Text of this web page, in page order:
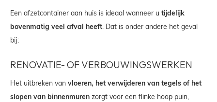
Een afzetcontainer aan huis is ideaal wanneer u tijdelijk
bovenmatig veel afval heeft. Dat is onder andere het geval
bij:
RENOVATIE- OF VERBOUWINGSWERKEN
Het uitbreken van vloeren, het verwijderen van tegels of het
slopen van binnenmuren zorgt voor een flinke hoop puin,